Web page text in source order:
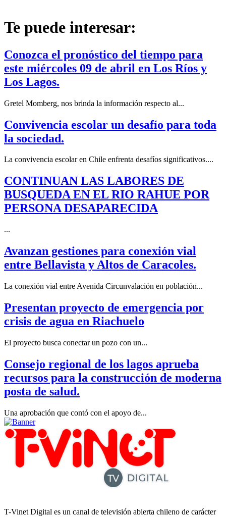
Te puede interesar:
Conozca el pronóstico del tiempo para
este miércoles 09 de abril en Los Ríos y
Los Lagos.
Gretel Momberg, nos brinda la información respecto al...
Convivencia escolar un desafío para toda
la sociedad.
La convivencia escolar en Chile enfrenta desafíos significativos....
CONTINUAN LAS LABORES DE
BUSQUEDA EN EL RIO RAHUE POR
PERSONA DESAPARECIDA
...
Avanzan gestiones para conexión vial
entre Bellavista y Altos de Caracoles.
La conexión vial entre Avenida Circunvalación en población...
Presentan proyecto de emergencia por
crisis de agua en Riachuelo
El proyecto busca conectar un pozo con un...
Consejo regional de los lagos aprueba
recursos para la construcción de moderna
posta de salud.
Una aprobación que contó con el apoyo de...
T-Vinet Digital es un canal de televisión abierta chileno de carácter